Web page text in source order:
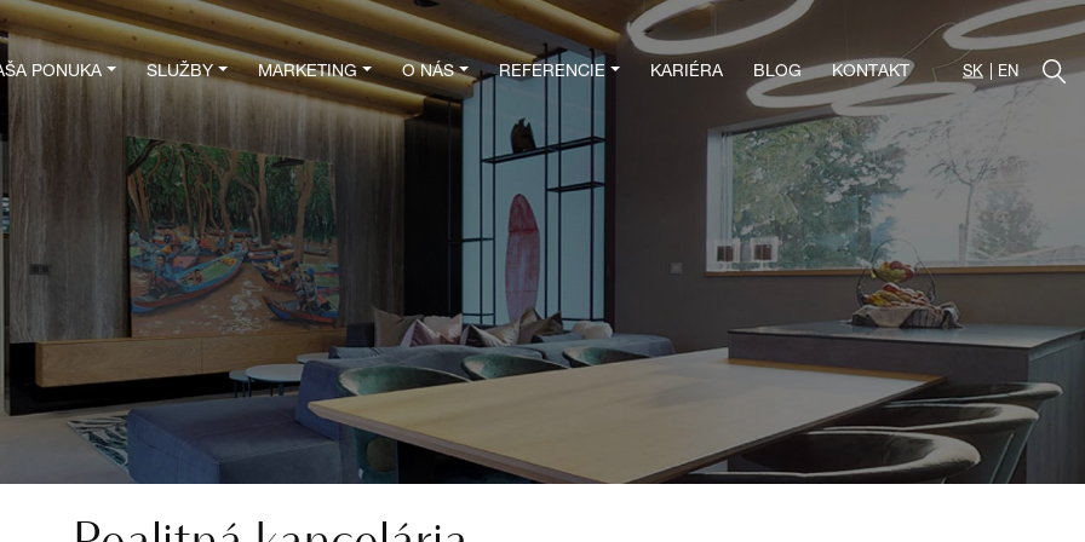
PONUKA SLUŽBY MARKETING O NÁS REFERENCIE KARIÉRA BLOG KONTAKT SK EN